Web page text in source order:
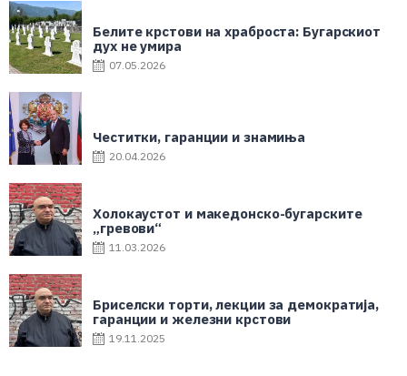
Белите крстови на храброста: Бугарскиот
дух не умира
07.05.2026
Честитки, гаранции и знамиња
20.04.2026
Холокаустот и македонско-бугарските
„гревови“
11.03.2026
Бриселски торти, лекции за демократија,
гаранции и железни крстови
19.11.2025